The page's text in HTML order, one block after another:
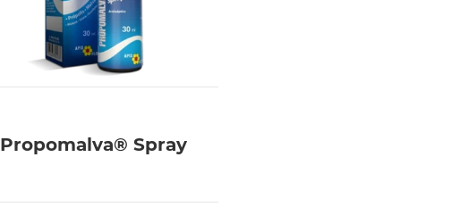
Propomalva® Spray